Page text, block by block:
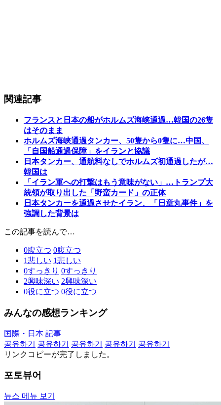
関連記事
フランスと日本の船がホルムズ海峡通過…韓国の26隻
はそのまま
ホルムズ海峡通過タンカー、50隻から0隻に…中国、
「自国船通過保障」をイランと協議
日本タンカー、通航料なしでホルムズ初通過したが…
韓国は
「イラン軍への打撃はもう意味がない」…トランプ大
統領が取り出した「野蛮カード」の正体
日本タンカーを通過させたイラン、「日章丸事件」を
強調した背景は
この記事を読んで…
0腹立つ 0腹立つ
1悲しい 1悲しい
0すっきり 0すっきり
2興味深い 2興味深い
0役に立つ 0役に立つ
みんなの感想ランキング
国際・日本 記事
공유하기
공유하기 공유하기 공유하기
공유하기
リンクコピーが完了しました。
포토뷰어
뉴스 메뉴 보기